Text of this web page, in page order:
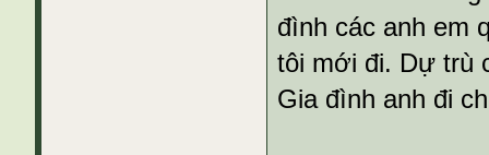
đình các anh em
tôi mới đi. Dự trù
Gia đình anh đi